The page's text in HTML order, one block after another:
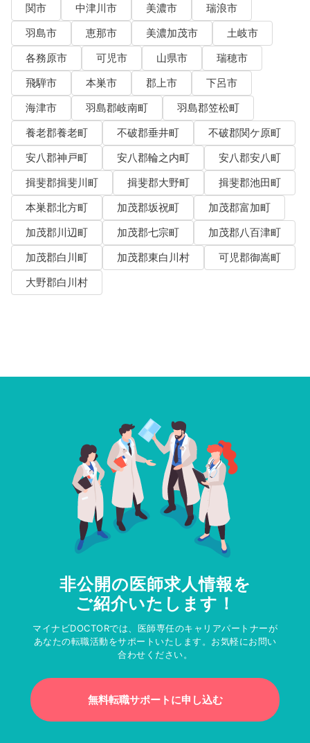
関市
中津川市 美濃市
瑞浪市
羽島市
恵那市 美濃加茂市
土岐市
各務原市
可児市 山県市
瑞穂市
飛騨市
本巣市 郡上市
下呂市
海津市
羽島郡岐南町
羽島郡笠松町
養老郡養老町
不破郡垂井町
不破郡関ケ原町
安八郡神戸町
安八郡輪之内町
安八郡安八町
揖斐郡揖斐川町
揖斐郡大野町
揖斐郡池田町
本巣郡北方町
加茂郡坂祝町
加茂郡富加町
加茂郡川辺町
加茂郡七宗町
加茂郡八百津町
加茂郡白川町
加茂郡東白川村
可児郡御嵩町
大野郡白川村
非公開の医師求人情報を
ご紹介いたします！
マイナビDOCTORでは、医師専任のキャリアパートナーが
あなたの転職活動をサポートいたします。お気軽にお問い
合わせください。
無料転職サポートに申し込む